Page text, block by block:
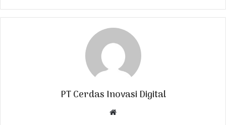
PT Cerdas Inovasi Digital